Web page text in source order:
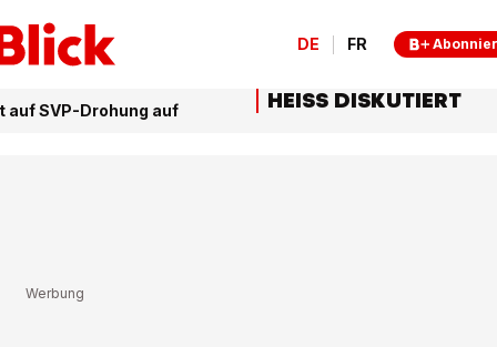
DE FR
auf SVP-Drohung auf HEISS DISKUTIERT